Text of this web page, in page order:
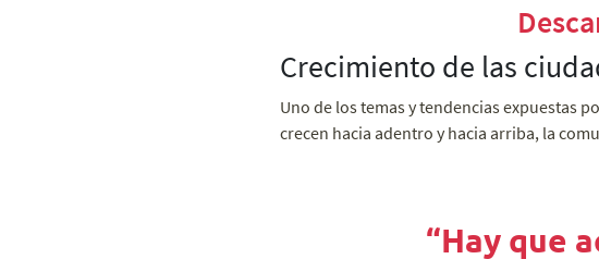
Crecimiento de las
Uno de los temas y tendencias expuestas
crecen hacia adentro y hacia arriba, la
“Hay que